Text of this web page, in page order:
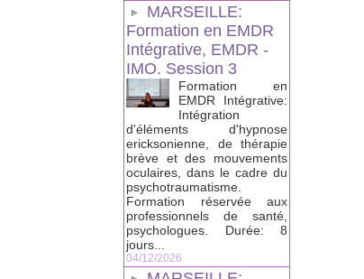
MARSEILLE:
Formation en EMDR
Intégrative, EMDR -
IMO. Session 3
Formation en
EMDR Intégrative:
Intégration
d'éléments d'hypnose
ericksonienne, de thérapie
brève et des mouvements
oculaires, dans le cadre du
psychotraumatisme.
Formation réservée aux
professionnels de santé,
psychologues. Durée: 8
jours...
04/12/2026